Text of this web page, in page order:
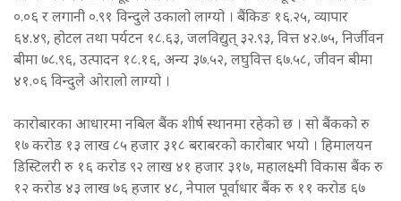
०.०६ र लगानी ०.९१ विन्दुले उकालो लाग्यो । बैंकिङ १६.२५, व्यापार
६४.४९, होटल तथा पर्यटन १८.६३, जलविद्युत् ३२.९३, वित्त ४२.७५, निर्जीवन
बीमा ७८.९६, उत्पादन १८.१६, अन्य ३७.५२, लघुवित्त ६७.५८, जीवन बीमा
४१.०६ विन्दुले ओरालो लाग्यो ।
कारोबारका आधारमा नबिल बैंक शीर्ष स्थानमा रहेको छ । सो बैंकको रु
१७ करोड १३ लाख ८५ हजार ३१८ बराबरको कारोबार भयो । हिमालयन
डिस्टिलरी रु १६ करोड ९२ लाख ४१ हजार ३१७, महालक्ष्मी विकास बैंक रु
१२ करोड ४३ लाख ७६ हजार ४८, नेपाल पूर्वाधार बैंक रु ११ करोड ६७